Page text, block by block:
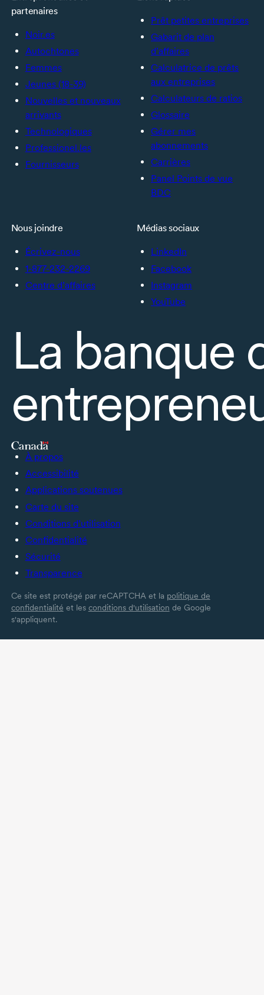
partenaires
Noir.es
Autochtones
Femmes
Jeunes (18-39)
Nouvelles et nouveaux
arrivants
Technologiques
Professionel.les
Fournisseurs
Prêt petites entreprises
Gabarit de plan
d’affaires
Calculatrice de prêts
aux entreprises
Calculateurs de ratios
Glossaire
Gérer mes
abonnements
Carrières
Panel Points de vue
BDC
Nous joindre
Écrivez-nous
1-877-232-2269
Centre d’affaires
Médias sociaux
LinkedIn
Facebook
Instagram
YouTube
La banque
À propos
Accessibilité
Applications soutenues
Carte du site
Conditions d’utilisation
Confidentialité
Sécurité
Transparence
Ce site est protégé par reCAPTCHA et la politique de
confidentialité et les conditions d'utilisation de Google
s'appliquent.